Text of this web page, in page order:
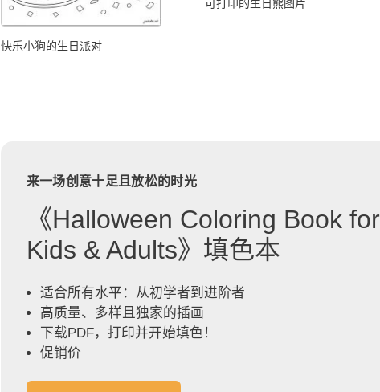
快乐小狗的生日派对
可打印的生日熊图片
来一场创意十足且放松的时光
《Halloween Coloring Book for
Kids & Adults》填色本
适合所有水平：从初学者到进阶者
高质量、多样且独家的插画
下载PDF，打印并开始填色！
促销价